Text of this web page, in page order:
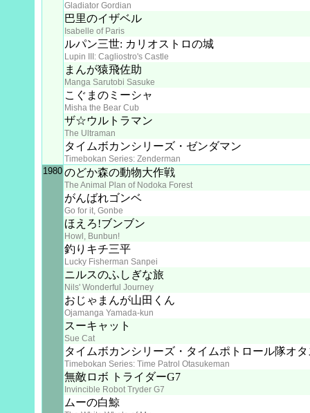
Gladiator Gordian
巴里のイザベル
Isabelle of Paris
ルパン三世: カリオストロの城
Lupin III: Cagliostro's Castle
まんが猿飛佐助
Manga Sarutobi Sasuke
こぐまのミーシャ
Misha the Bear Cub
ザ☆ウルトラマン
The Ultraman
タイムボカンシリーズ・ゼンダマン
Timebokan Series: Zenderman
1980 のどか森の動物大作戦
The Animal Plan of Nodoka Forest
がんばれゴンベ
Go for it, Gonbe
ほえろ!ブンブン
Howl, Bunbun!
釣りキチ三平
Lucky Fisherman Sanpei
ニルスのふしぎな旅
Nils' Wonderful Journey
おじゃまんが山田くん
Ojamanga Yamada-kun
スーキャット
Sue Cat
タイムボカンシリーズ・タイムポトロール隊オ
Timebokan Series: Time Patrol Otasukeman
無敵ロボ トライダーG7
Invincible Robot Tryder G7
ムーの白鯨